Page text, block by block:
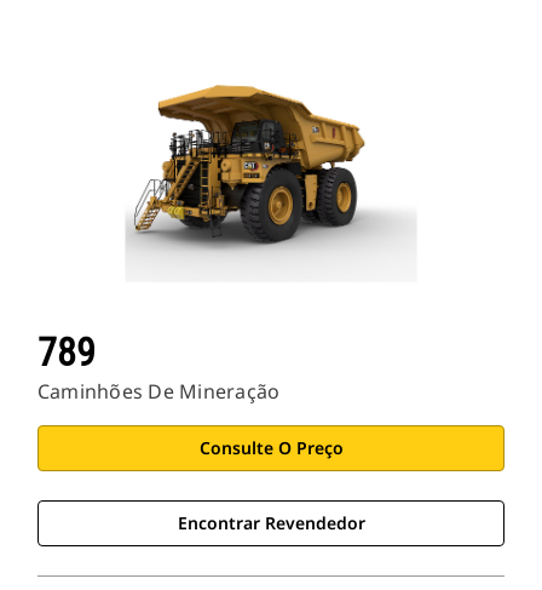
789
Caminhões De Mineração
Consulte O Preço
Encontrar Revendedor